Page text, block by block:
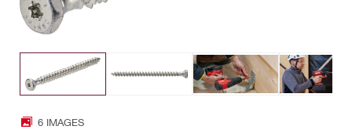
6 IMAGES